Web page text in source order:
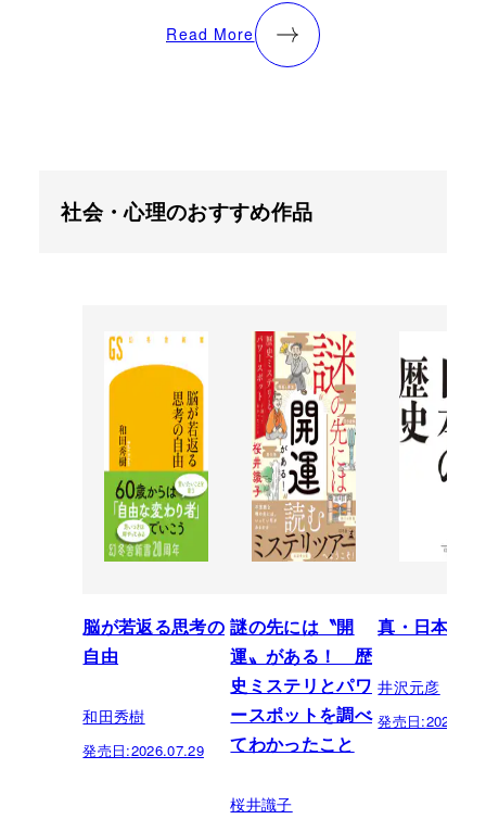
Read More
社会・心理のおすすめ作品
脳が若返る思考の
自由
和田秀樹
発売日:2026.07.29
謎の先には〝開
運〟がある！ 歴
史ミステリとパワ
ースポットを調べ
てわかったこと
桜井識子
真・日本の
井沢元彦
発売日: